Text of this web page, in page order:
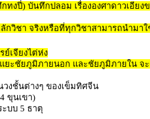
งปี่) บันทึกปลอม เรื่ององศาดาวเอียง
กวิชา จริงหรือที่ทุกวิชาสามารถนำมา
เจียงไต่ห่ง
แยะชัยภูมิภายนอก และชัยภูมิภายใน จ
วงชั้นต่างๆ ของเข็มทิศจีน
ขุนเขา)
บบ 5 ธาตุ